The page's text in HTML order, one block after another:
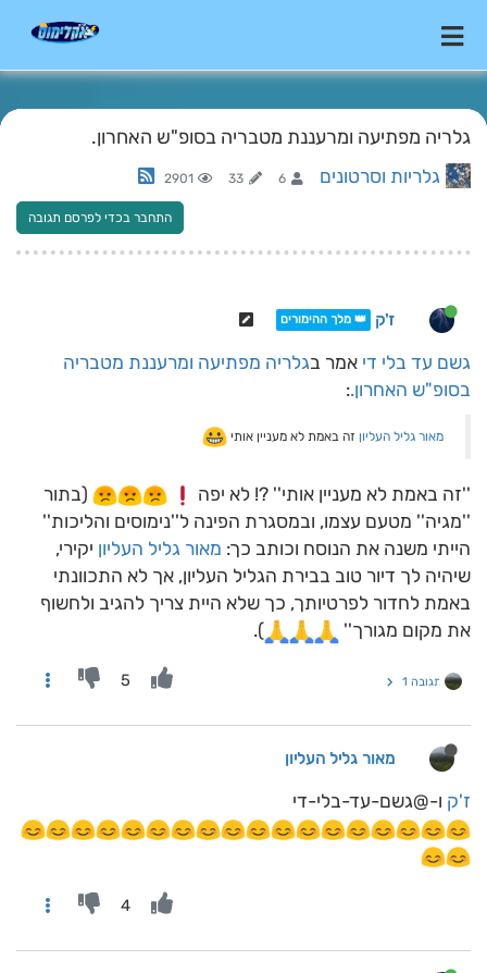
גלריה מפתיעה ומרעננת מטבריה בסופ"ש האחרון.
גלריות וסרטונים 6
33
2901
התחבר בכדי לפרסם תגובה
ז'ק 👑 מלך ההימורים
גשם עד בלי די אמר בגלריה מפתיעה ומרעננת מטבריה
בסופ"ש האחרון.:
מאור גליל העליון זה באמת לא מעניין אותי
''זה באמת לא מעניין אותי'' ?! לא יפה
(בתור
''מגיה'' מטעם עצמו, ובמסגרת הפינה ל''נימוסים והליכות''
הייתי משנה את הנוסח וכותב כך: מאור גליל העליון יקירי,
שיהיה לך דיור טוב בבירת הגליל העליון, אך לא התכוונתי
באמת לחדור לפרטיותך, כך שלא היית צריך להגיב ולחשוף
את מקום מגורך''
).
תגובה 1 5
מאור גליל העליון
ז'ק ו-@גשם-עד-בלי-די
4